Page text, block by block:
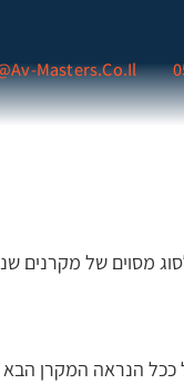
Masters.co.il
מסוים של מקרנים
ככל הנראה המקרן